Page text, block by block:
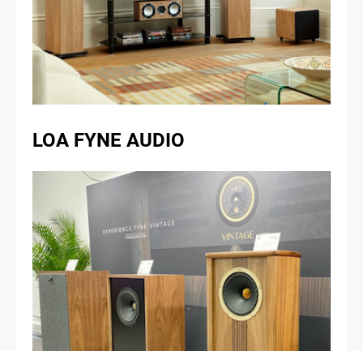
LOA FYNE AUDIO